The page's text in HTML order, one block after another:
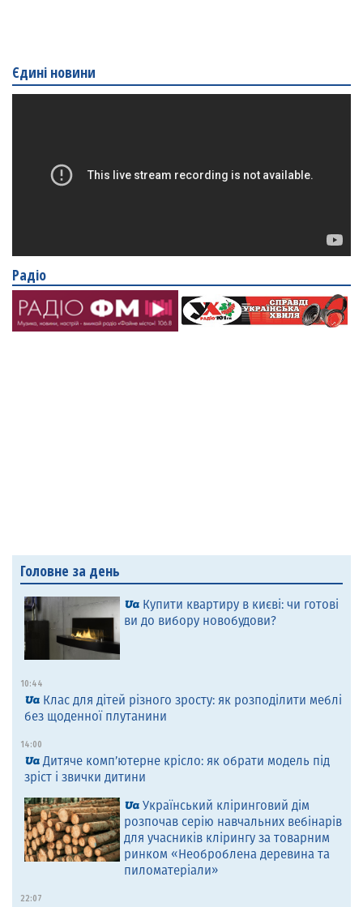
Єдині новини
Радіо
Головне за день
Купити квартиру в києві: чи готові
ви до вибору новобудови?
10:44
Клас для дітей різного зросту: як розподілити меблі
без щоденної плутанини
14:00
Дитяче комп’ютерне крісло: як обрати модель під
зріст і звички дитини
Український кліринговий дім
розпочав серію навчальних вебінарів
для учасників клірингу за товарним
ринком «Необроблена деревина та
пиломатеріали»
22:07